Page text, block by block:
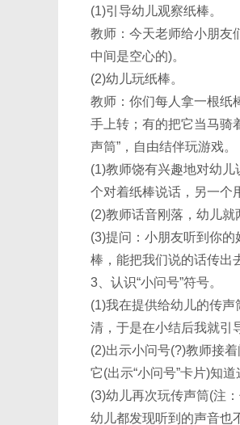
(1)引导幼儿观察纸棒。
教师：今天老师给小朋友
中间是空心的)。
(2)幼儿玩纸棒。
教师：你们每人拿一根纸
手上转；有的把它当马
声筒”，自由结伴玩游戏。
(1)教师饶有兴趣地对幼
个对着纸棒说话，另一个
(2)教师话音刚落，幼儿就
(3)提问：小朋友听到你
棒，能把我们说的话传出
3、认识“小问号”符号。
(1)我在提供给幼儿的传
清，于是在小结后我就引
(2)出示小问号(?)教师接
它(出示“小问号”卡片)知
(3)幼儿再次玩传声筒(注
幼儿都发现听到的声音也